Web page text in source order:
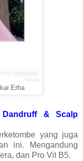
Erha
& Scalp
yang juga
ini. Mengandung
dan Pro Vit B5.